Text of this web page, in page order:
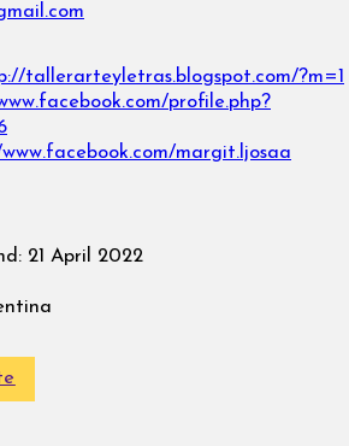
tallerarteyletras.blogspot.com/?m=1
profile.php?
margit.ljosaa
21 April 2022